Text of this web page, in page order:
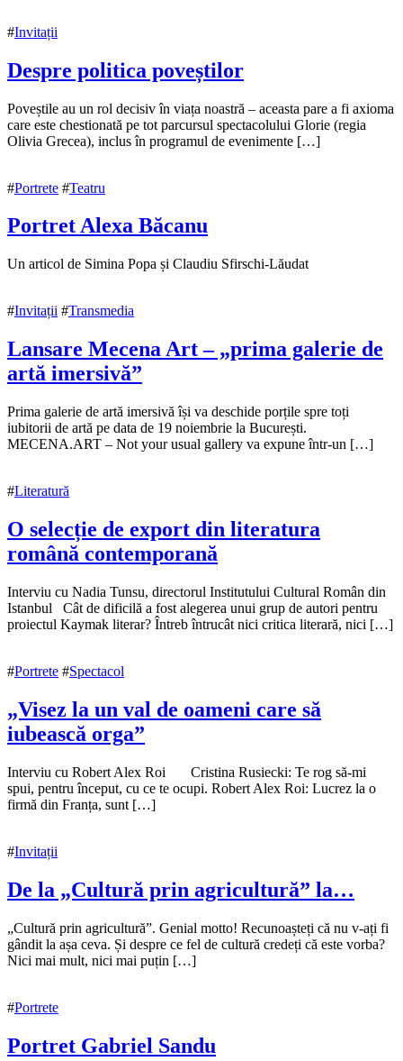
#Invitații
Despre politica poveștilor
18
noiembrie
202018
Poveștile au un rol decisiv în viața noastră – aceasta pare a fi axioma
care este chestionată pe tot parcursul spectacolului Glorie (regia
Olivia Grecea), inclus în programul de evenimente […]
#Portrete #Teatru
Portret Alexa Băcanu
17
noiembrie
Un articol de Simina Popa și Claudiu Sfirschi-Lăudat
#Invitații #Transmedia
Lansare Mecena Art – „prima galerie de
artă imersivă”
17
noiembrie
202017
Prima galerie de artă imersivă își va deschide porțile spre toți
iubitorii de artă pe data de 19 noiembrie la București.
MECENA.ART – Not your usual gallery va expune într-un […]
#Literatură
O selecție de export din literatura
română contemporană
17
noiembrie
202017
Interviu cu Nadia Tunsu, directorul Institutului Cultural Român din
Istanbul Cât de dificilă a fost alegerea unui grup de autori pentru
proiectul Kaymak literar? Întreb întrucât nici critica literară, nici […]
#Portrete #Spectacol
„Visez la un val de oameni care să
iubească orga”
16
noiembrie
2020 25
Interviu cu Robert Alex Roi Cristina Rusiecki: Te rog să-mi
spui, pentru început, cu ce te ocupi. Robert Alex Roi: Lucrez la o
firmă din Franța, sunt […]
#Invitații
De la „Cultură prin agricultură” la…
16
noiembrie
202024
„Cultură prin agricultură”. Genial motto! Recunoașteți că nu v-ați fi
gândit la așa ceva. Și despre ce fel de cultură credeți că este vorba?
Nici mai mult, nici mai puțin […]
#Portrete
Portret Gabriel Sandu